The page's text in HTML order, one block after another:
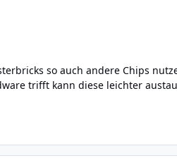
so auch andere Chips
trifft kann diese leichter